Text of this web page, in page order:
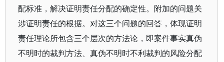
配标准，解决证明责任分配的确定性。附加的问题关
涉证明责任的根据。对这三个问题的回答，体现证明
责任理论所包含三个层次的方法论，即案件事实真伪
不明时的裁判方法、真伪不明时不利裁判的风险分配